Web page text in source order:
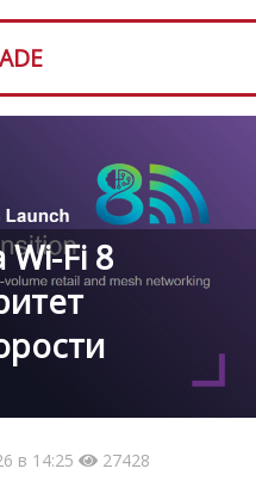
Fi 8
в 14:25 27428